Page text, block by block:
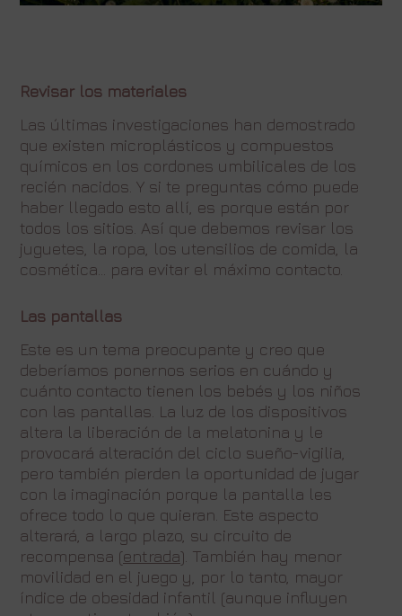
Revisar los materiales
Las últimas investigaciones han demostrado
que existen microplásticos y compuestos
químicos en los cordones umbilicales de los
recién nacidos. Y si te preguntas cómo puede
haber llegado esto allí, es porque están por
todos los sitios. Así que debemos revisar los
juguetes, la ropa, los utensilios de comida, la
cosmética… para evitar el máximo contacto.
Las pantallas
Este es un tema preocupante y creo que
deberíamos ponernos serios en cuándo y
cuánto contacto tienen los bebés y los niños
con las pantallas. La luz de los dispositivos
altera la liberación de la melatonina y le
provocará alteración del ciclo sueño-vigilia,
pero también pierden la oportunidad de jugar
con la imaginación porque la pantalla les
ofrece todo lo que quieran. Este aspecto
alterará, a largo plazo, su circuito de
recompensa (entrada). También hay menor
movilidad en el juego y, por lo tanto, mayor
índice de obesidad infantil (aunque influyen